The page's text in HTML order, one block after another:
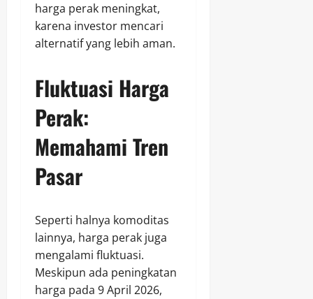
harga perak meningkat,
karena investor mencari
alternatif yang lebih aman.
Fluktuasi Harga
Perak:
Memahami Tren
Pasar
Seperti halnya komoditas
lainnya, harga perak juga
mengalami fluktuasi.
Meskipun ada peningkatan
harga pada 9 April 2026,